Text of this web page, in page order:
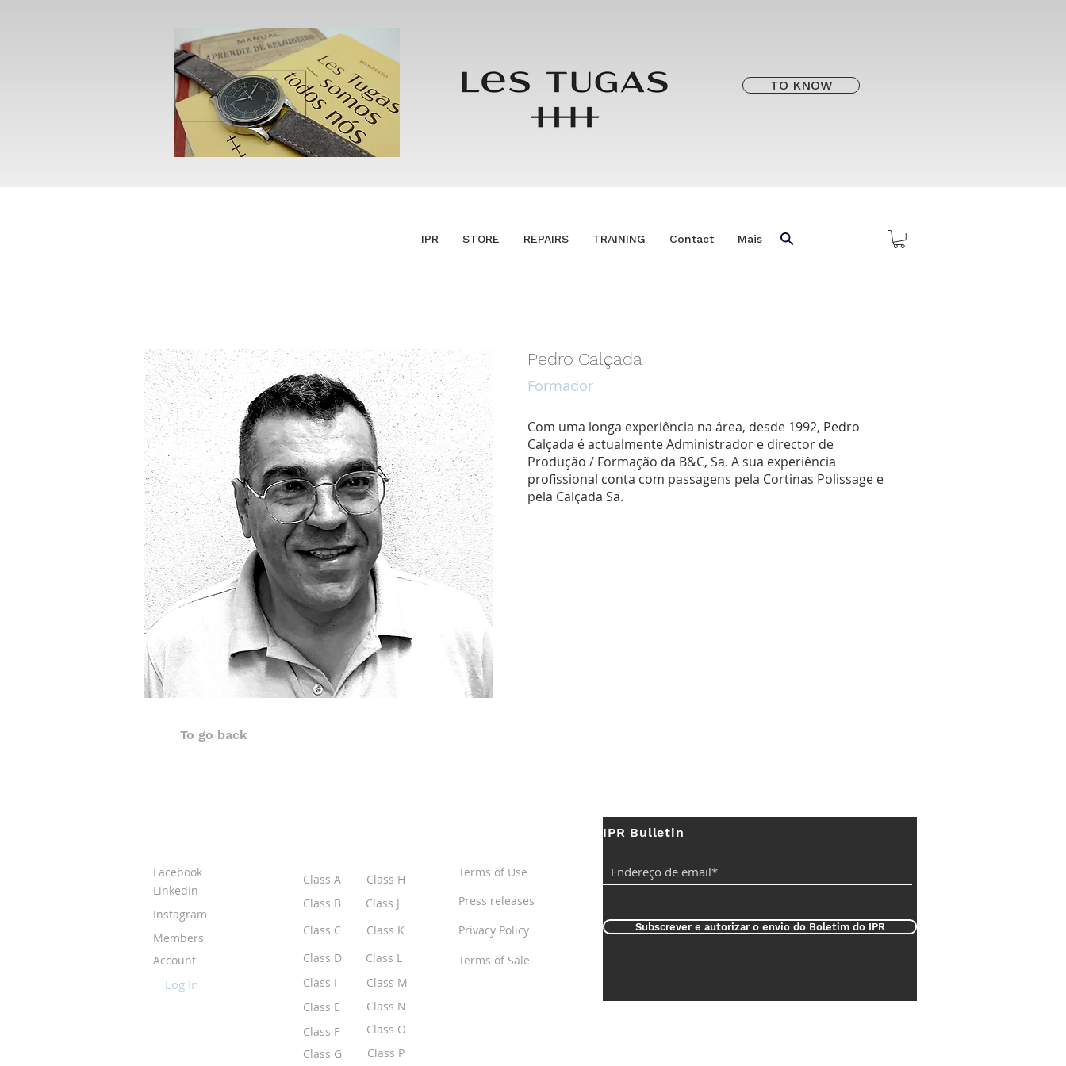
TO KNOW
IPR STORE REPAIRS TRAINING Contact Mais
Pedro Calçada
Formador
Com uma longa experiência na área, desde 1992, Pedro
Calçada é actualmente Administrador e director de
Produção / Formação da B&C, Sa. A sua experiência
profissional conta com passagens pela Cortinas Polissage e
pela Calçada Sa.
To go back
Facebook
LinkedIn
Instagram
Members
Account
Log In
Class A
Class H
Class B
Class J
Class C
Class K
Class D
Class L
Class I
Class M
Class E
Class F
Class G
Class P
Terms of Use
Press releases
Privacy Policy
Terms of Sale
IPR Bulletin
Subscrever e autorizar o envio do Boletim do IPR
Class N
Class O